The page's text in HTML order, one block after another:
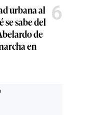
urbana al
se sabe del
de
en
6